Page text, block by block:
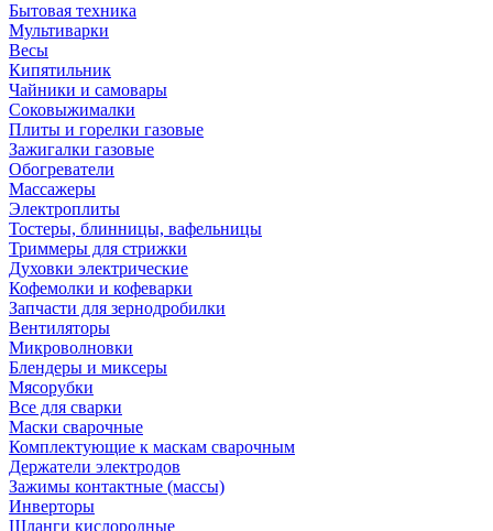
Бытовая техника
Мультиварки
Весы
Кипятильник
Чайники и самовары
Соковыжималки
Плиты и горелки газовые
Зажигалки газовые
Обогреватели
Массажеры
Электроплиты
Тостеры, блинницы, вафельницы
Триммеры для стрижки
Духовки электрические
Кофемолки и кофеварки
Запчасти для зернодробилки
Вентиляторы
Микроволновки
Блендеры и миксеры
Мясорубки
Все для сварки
Маски сварочные
Комплектующие к маскам сварочным
Держатели электродов
Зажимы контактные (массы)
Инверторы
Шланги кислородные